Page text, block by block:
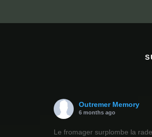
Outremer Memory
6 months ago
Le fromager surplombe la